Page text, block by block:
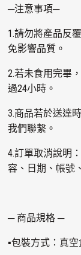
─注意事項─
1.請勿將產品反
免影響品質。
2.若未食用完畢
過24小時。
3.商品若於送達
我們聯繫。
4.訂單取消說明
容、日期、帳號
─ 商品規格 ─
▪包裝方式：真